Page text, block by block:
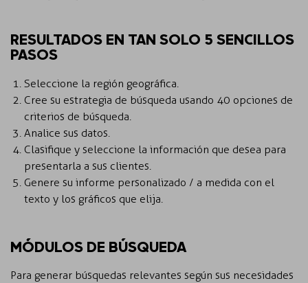
RESULTADOS EN TAN SOLO 5 SENCILLOS
PASOS
Seleccione la región geográfica.
Cree su estrategia de búsqueda usando 40 opciones de
criterios de búsqueda.
Analice sus datos.
Clasifique y seleccione la información que desea para
presentarla a sus clientes.
Genere su informe personalizado / a medida con el
texto y los gráficos que elija.
MÓDULOS DE BÚSQUEDA
Para generar búsquedas relevantes según sus necesidades